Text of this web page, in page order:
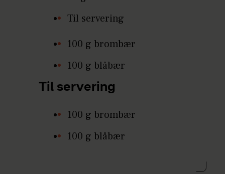
Til servering
100 g brombær
100 g blåbær
Til servering
100 g brombær
100 g blåbær